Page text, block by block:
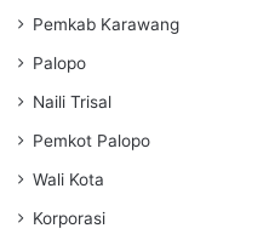
Pemkab Karawang
Palopo
Naili Trisal
Pemkot Palopo
Wali Kota
Korporasi